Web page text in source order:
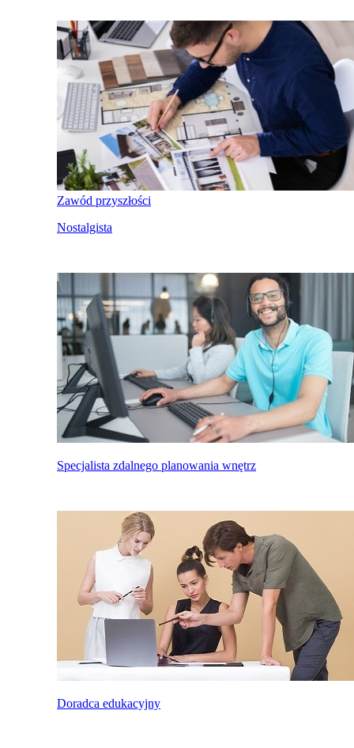
Zawód przyszłości
Nostalgista
Specjalista zdalnego planowania wnętrz
Doradca edukacyjny